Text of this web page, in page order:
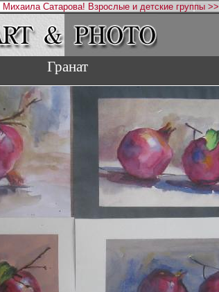
Сатарова! Взрослые и детские группы >>
Гранат